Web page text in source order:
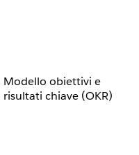
Modello obiettivi e
risultati chiave (OKR)